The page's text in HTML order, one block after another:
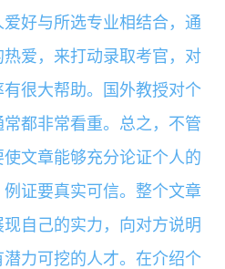
好与所选专业相结合，通
爱，来打动录取考官，对
很大帮助。国外教授对个
都非常看重。总之，不管
文章能够充分论证个人的
证要真实可信。整个文章
自己的实力，向对方说明
力可挖的人才。在介绍个